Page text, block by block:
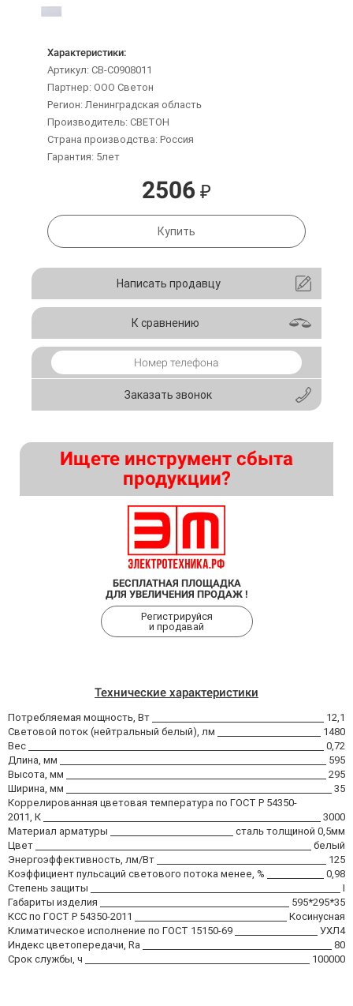
Характеристики:
Артикул: CB-C0908011
Партнер: ООО Светон
Регион: Ленинградская область
Производитель: СВЕТОН
Страна производства: Россия
Гарантия: 5лет
2506 ₽
Купить
Ищете инструмент сбыта
продукции?
БЕСПЛАТНАЯ ПЛОЩАДКА
ДЛЯ УВЕЛИЧЕНИЯ ПРОДАЖ !
Регистрируйся
и продавай
Написать продавцу
К сравнению
Заказать звонок
Технические характеристики
Потребляемая мощность, Вт
12,1
Световой поток (нейтральный белый), лм
1480
Вес
0,72
Длина, мм
595
Высота, мм
295
Ширина, мм
35
Коррелированная цветовая температура по ГОСТ Р 54350-
2011, К
3000
Материал арматуры
сталь толщиной 0,5мм
Цвет
белый
Энергоэффективность, лм/Вт
125
Коэффициент пульсаций светового потока менее, %
0,98
Степень защиты
I
Габариты изделия
595*295*35
КСС по ГОСТ Р 54350-2011
Косинусная
Климатическое исполнение по ГОСТ 15150-69
УХЛ4
Индекс цветопередачи, Ra
80
Срок службы, ч
100000